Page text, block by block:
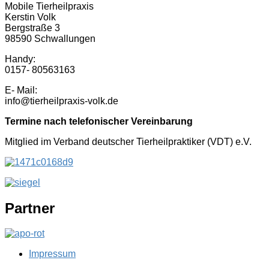
Mobile Tierheilpraxis
Kerstin Volk
Bergstraße 3
98590 Schwallungen
Handy:
0157- 80563163
E- Mail:
info@tierheilpraxis-volk.de
Termine nach telefonischer Vereinbarung
Mitglied im Verband deutscher Tierheilpraktiker (VDT) e.V.
Partner
Impressum